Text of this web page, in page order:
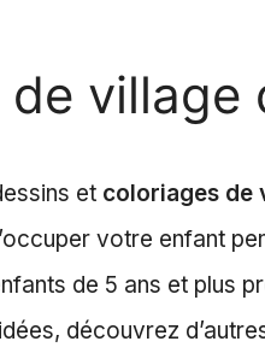
village
et coloriages de
votre enfant
de 5 ans et plus
découvrez